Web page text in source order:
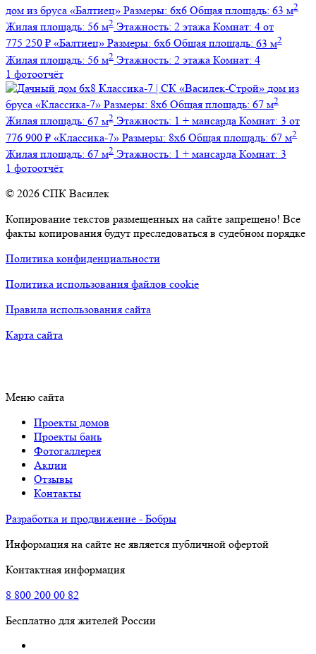
дом из бруса «Балтиец» Размеры: 6х6 Общая площадь: 63 м2
Жилая площадь: 56 м2 Этажность: 2 этажа Комнат: 4 от
775 250 ₽ «Балтиец» Размеры: 6х6 Общая площадь: 63 м2
Жилая площадь: 56 м2 Этажность: 2 этажа Комнат: 4
1 фотоотчёт
дом из
бруса «Классика-7» Размеры: 8х6 Общая площадь: 67 м2
Жилая площадь: 67 м2 Этажность: 1 + мансарда Комнат: 3 от
776 900 ₽ «Классика-7» Размеры: 8х6 Общая площадь: 67 м2
Жилая площадь: 67 м2 Этажность: 1 + мансарда Комнат: 3
1 фотоотчёт
© 2026 СПК Василек
Копирование текстов размещенных на сайте запрещено! Все
факты копирования будут преследоваться в судебном порядке
Политика конфиденциальности
Политика использования файлов cookie
Правила использования сайта
Карта сайта
Меню сайта
Проекты домов
Проекты бань
Фотогаллерея
Акции
Отзывы
Контакты
Разработка и продвижение - Бобры
Информация на сайте не является публичной офертой
Контактная информация
8 800 200 00 82
Бесплатно для жителей России